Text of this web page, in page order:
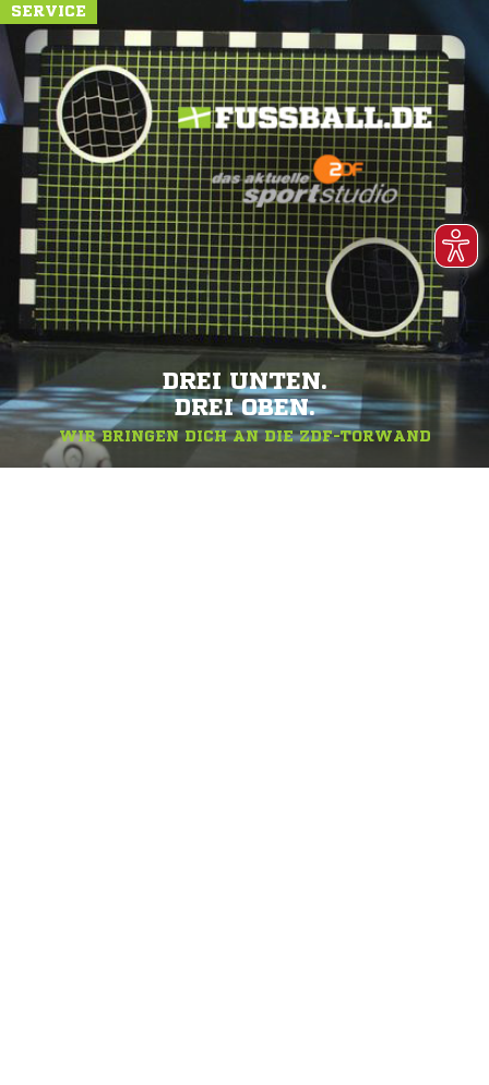
SERVICE
DREI UNTEN.
DREI OBEN.
WIR BRINGEN DICH AN DIE ZDF-TORWAND